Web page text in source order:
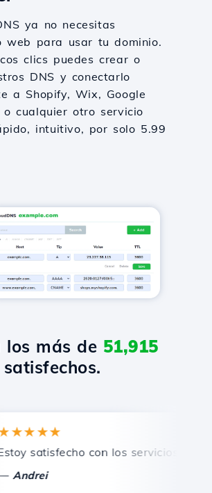
ya no necesitas
web para usar tu dominio.
clics puedes crear o
DNS y conectarlo
a Shopify, Wix, Google
o cualquier otro servicio
intuitivo, por solo 5.99
los más de 51,915
y eficiente.
satisfecho con los servicios